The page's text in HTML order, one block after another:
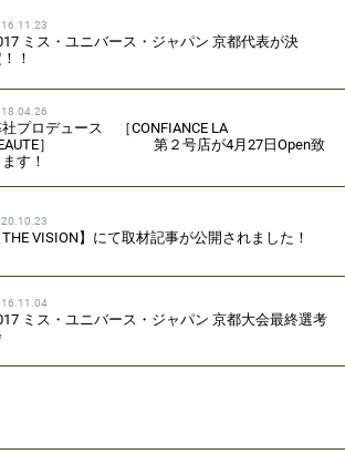
ミス・ユニバース・ジャパン 京都代表が決
！
プロデュース ［CONFIANCE LA
］ 第２号店が4月27日Open致
す！
THE VISION】にて取材記事が公開されました！
ミス・ユニバース・ジャパン 京都大会最終選考